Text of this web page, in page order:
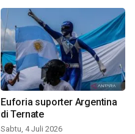
Euforia suporter Argentina
di Ternate
Sabtu, 4 Juli 2026